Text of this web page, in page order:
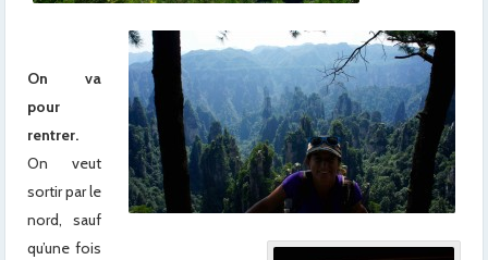
On va
pour
rentrer.
On veut
sortir par le
nord, sauf
qu’une fois